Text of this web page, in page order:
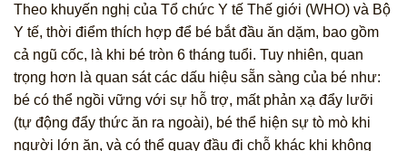
Theo khuyến nghị của Tổ chức Y tế Thế giới (WHO) và Bộ
Y tế, thời điểm thích hợp để bé bắt đầu ăn dặm, bao gồm
cả ngũ cốc, là khi bé tròn 6 tháng tuổi. Tuy nhiên, quan
trọng hơn là quan sát các dấu hiệu sẵn sàng của bé như:
bé có thể ngồi vững với sự hỗ trợ, mất phản xạ đẩy lưỡi
(tự động đẩy thức ăn ra ngoài), bé thể hiện sự tò mò khi
người lớn ăn, và có thể quay đầu đi chỗ khác khi không